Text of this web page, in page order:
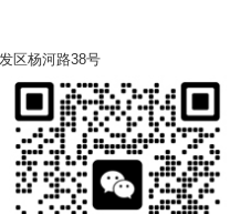
区杨河路38号